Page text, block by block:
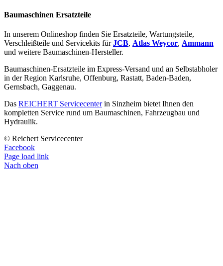
Baumaschinen Ersatzteile
In unserem Onlineshop finden Sie Ersatzteile, Wartungsteile,
Verschleißteile und Servicekits fürJCB, Atlas Weycor, Ammann
und weitere Baumaschinen-Hersteller.
Baumaschinen-Ersatzteile im Express-Versand und an Selbstabholer
in der Region Karlsruhe, Offenburg, Rastatt, Baden-Baden,
Gernsbach, Gaggenau.
Das REICHERT Servicecenterin Sinzheim bietet Ihnen den
kompletten Service rund um Baumaschinen, Fahrzeugbau und
Hydraulik.
© Reichert Servicecenter
Facebook
Page load link
Nach oben